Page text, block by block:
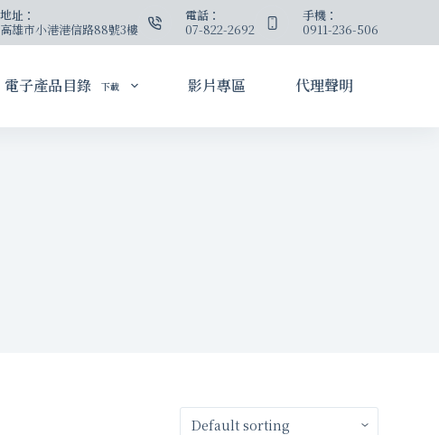
地址：
高雄市小港港信路88號3樓
電話：
07-822-2692
手機：
0911-236-506
電子產品目錄 下載 影片專區 代理聲明